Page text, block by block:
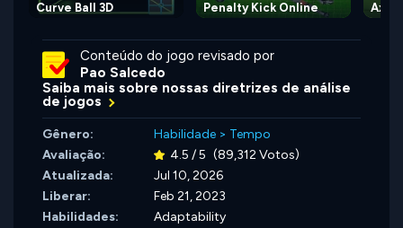
Curve Ball 3D Penalty Kick Online Axe
Conteúdo do jogo revisado por
Pao Salcedo
Saiba mais sobre nossas diretrizes de análise
de jogos
Gênero: Habilidade > Tempo
Avaliação:
4.5 / 5 (89,312 Votos)
Atualizada:
Jul 10, 2026
Liberar:
Feb 21, 2023
Habilidades:
Adaptability